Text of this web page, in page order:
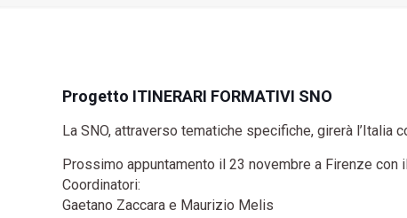
Progetto ITINERARI FORMATIVI SNO
La SNO, attraverso tematiche specifiche, girerà l’Italia
Prossimo appuntamento il 23 novembre a Firenze con
Coordinatori:
Gaetano Zaccara e Maurizio Melis